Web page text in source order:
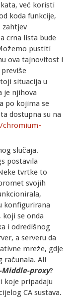
već koristi
koda funkcije,
zahtjev
crna lista bude
pustiti
ova tajnovitost i
situacija u
je njihova
po kojima se
dostupna su na
chromium-
slučaja.
postavila
tvrtke to
svojih
konfigurirana
se onda
i odredišnog
a serveru da
mreže, gdje
računala. Ali
Middle-proxy?
koje pripadaju
CA sustava.